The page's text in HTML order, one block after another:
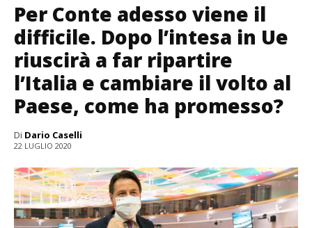
Per Conte adesso viene il
difficile. Dopo l’intesa in Ue
riuscirà a far ripartire
l’Italia e cambiare il volto al
Paese, come ha promesso?
Di Dario Caselli
22 LUGLIO 2020